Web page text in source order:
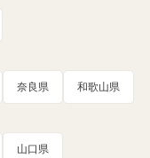
奈良県 和歌山県
山口県